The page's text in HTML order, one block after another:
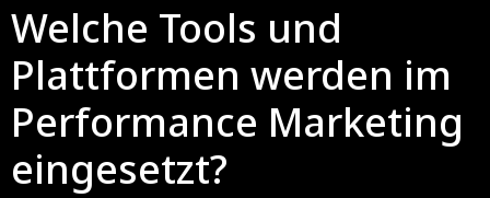
Welche Tools und
Plattformen werden im
Performance Marketing
eingesetzt?